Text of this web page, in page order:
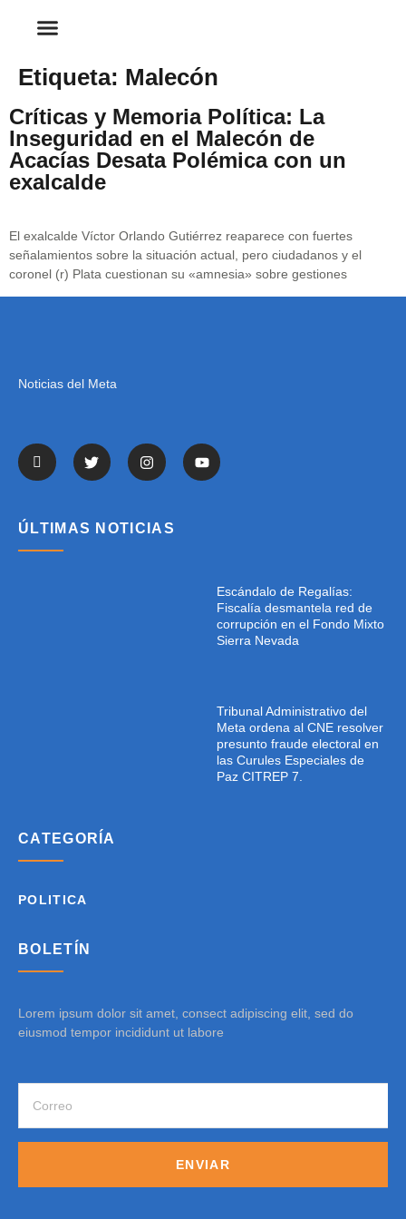
Etiqueta: Malecón
Críticas y Memoria Política: La
Inseguridad en el Malecón de
Acacías Desata Polémica con un
exalcalde
El exalcalde Víctor Orlando Gutiérrez reaparece con fuertes
señalamientos sobre la situación actual, pero ciudadanos y el
coronel (r) Plata cuestionan su «amnesia» sobre gestiones
Noticias del Meta
ÚLTIMAS NOTICIAS
Escándalo de Regalías:
Fiscalía desmantela red de
corrupción en el Fondo Mixto
Sierra Nevada
Tribunal Administrativo del
Meta ordena al CNE resolver
presunto fraude electoral en
las Curules Especiales de
Paz CITREP 7.
CATEGORÍA
POLITICA
BOLETÍN
Lorem ipsum dolor sit amet, consect adipiscing elit, sed do
eiusmod tempor incididunt ut labore
ENVIAR